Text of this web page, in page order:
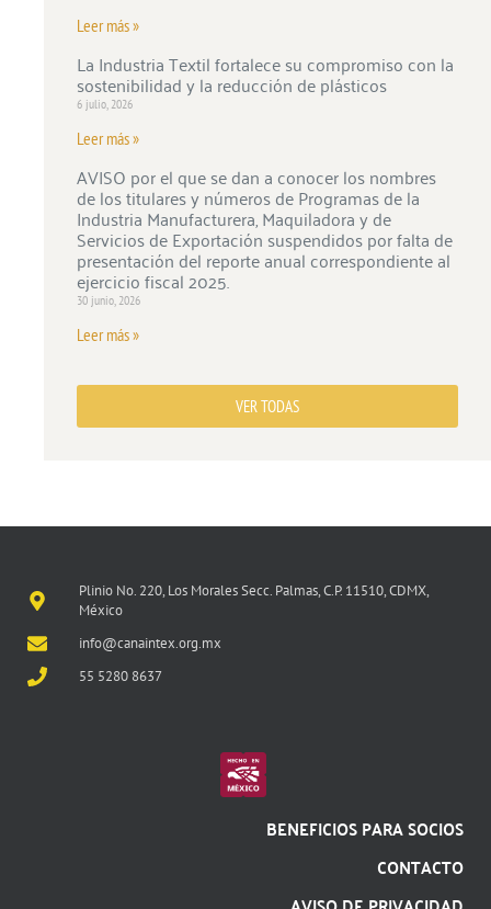
Leer más »
La Industria Textil fortalece su compromiso con la
sostenibilidad y la reducción de plásticos
6 julio, 2026
Leer más »
AVISO por el que se dan a conocer los nombres
de los titulares y números de Programas de la
Industria Manufacturera, Maquiladora y de
Servicios de Exportación suspendidos por falta de
presentación del reporte anual correspondiente al
ejercicio fiscal 2025.
30 junio, 2026
Leer más »
VER TODAS
Plinio No. 220, Los Morales Secc. Palmas, C.P. 11510, CDMX,
México
info@canaintex.org.mx
55 5280 8637
BENEFICIOS PARA SOCIOS
CONTACTO